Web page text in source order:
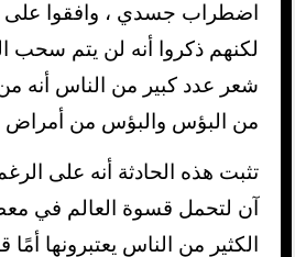
اضطراب جسدي ، وافقوا على
لكنهم ذكروا أنه لن يتم سحب
شعر عدد كبير من الناس أنه من
من البؤس والبؤس من أمراض
تثبت هذه الحادثة أنه على
آن لتحمل قسوة العالم في
الكثير من الناس يعتبرونها